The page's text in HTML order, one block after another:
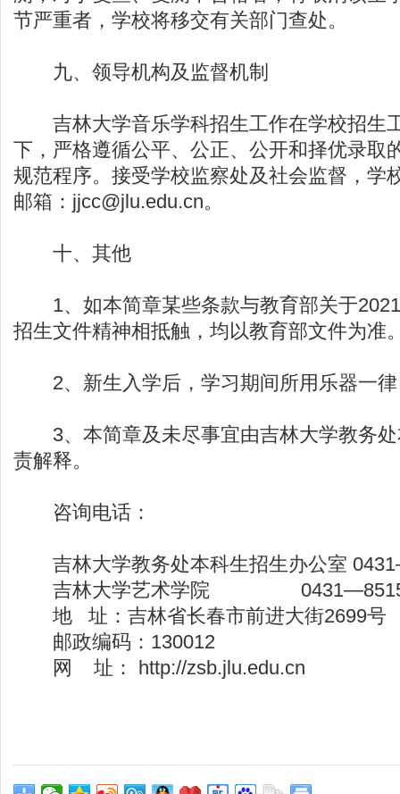
节严重者，学校将移交有关部门查处。
九、领导机构及监督机制
吉林大学音乐学科招生工作在学校招生
下，严格遵循公平、公正、公开和择优录取
规范程序。接受学校监察处及社会监督，学
邮箱：jjcc@jlu.edu.cn。
十、其他
1、如本简章某些条款与教育部关于
招生文件精神相抵触，均以教育部文件为准
2、新生入学后，学习期间所用乐器一律
3、本简章及未尽事宜由吉林大学教务处
责解释。
咨询电话：
吉林大学教务处本科生招生办公室
吉林大学艺术学院
地 址：吉林省长春市前进大街2699号
邮政编码：130012
网 址： http://zsb.jlu.edu.cn